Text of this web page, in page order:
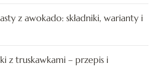
z awokado: składniki, warianty i
z truskawkami – przepis i